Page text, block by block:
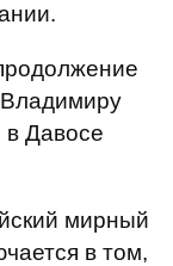
в Давосе
мирный
в том,